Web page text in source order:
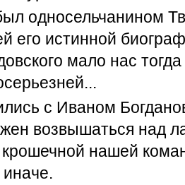
односельчанином
его истинной
мало нас
с Иваном
возвышаться над
нашей